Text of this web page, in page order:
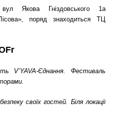
Якова Гніздовського 1а
поряд знаходиться ТЦ
V’YAVA-Єднання. Фестиваль
своїх гостей. Біля локації